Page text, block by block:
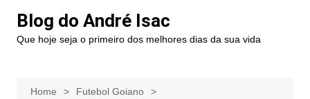
Blog do André Isac
Que hoje seja o primeiro dos melhores dias da sua vida
Home
Futebol Goiano